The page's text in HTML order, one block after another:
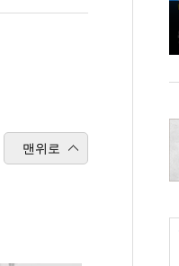
맨위로